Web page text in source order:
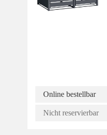
Online bestellbar
Nicht reservierbar